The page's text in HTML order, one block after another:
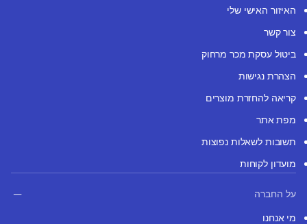
האיזור האישי שלי
צור קשר
ביטול עסקת מכר מרחוק
הצהרת נגישות
קריאה להחזרת מוצרים
מפת אתר
תשובות לשאלות נפוצות
מועדון לקוחות
על החברה
מי אנחנו